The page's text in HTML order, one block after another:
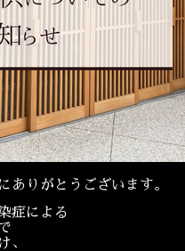
ありがとうございます。
症による
、